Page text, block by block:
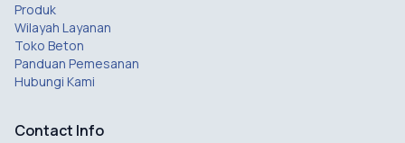
Produk
Wilayah Layanan
Toko Beton
Panduan Pemesanan
Hubungi Kami
Contact Info